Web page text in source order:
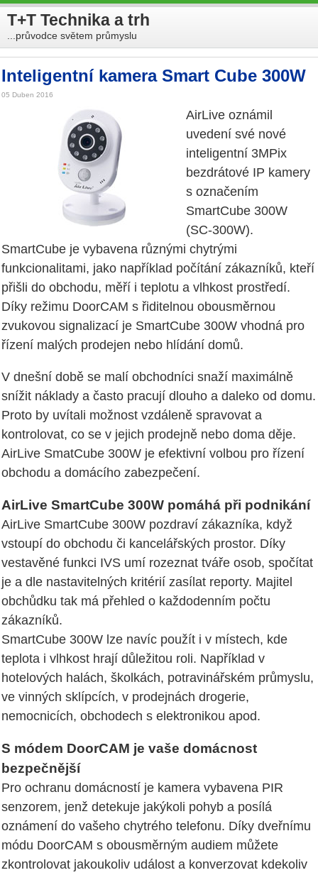
T+T Technika a trh
...průvodce světem průmyslu
Inteligentní kamera Smart Cube 300W
05 Duben 2016
AirLive oznámil
uvedení své nové
inteligentní 3MPix
bezdrátové IP kamery
s označením
SmartCube 300W
(SC-300W).
SmartCube je vybavena různými chytrými
funkcionalitami, jako například počítání zákazníků, kteří
přišli do obchodu, měří i teplotu a vlhkost prostředí.
Díky režimu DoorCAM s řiditelnou obousměrnou
zvukovou signalizací je SmartCube 300W vhodná pro
řízení malých prodejen nebo hlídání domů.
V dnešní době se malí obchodníci snaží maximálně
snížit náklady a často pracují dlouho a daleko od domu.
Proto by uvítali možnost vzdáleně spravovat a
kontrolovat, co se v jejich prodejně nebo doma děje.
AirLive SmatCube 300W je efektivní volbou pro řízení
obchodu a domácího zabezpečení.
AirLive SmartCube 300W pomáhá při podnikání
AirLive SmartCube 300W pozdraví zákazníka, když
vstoupí do obchodu či kancelářských prostor. Díky
vestavěné funkci IVS umí rozeznat tváře osob, spočítat
je a dle nastavitelných kritérií zasílat reporty. Majitel
obchůdku tak má přehled o každodenním počtu
zákazníků.
SmartCube 300W lze navíc použít i v místech, kde
teplota i vlhkost hrají důležitou roli. Například v
hotelových halách, školkách, potravinářském průmyslu,
ve vinných sklípcích, v prodejnách drogerie,
nemocnicích, obchodech s elektronikou apod.
S módem DoorCAM je vaše domácnost
bezpečnější
Pro ochranu domácností je kamera vybavena PIR
senzorem, jenž detekuje jakýkoli pohyb a posílá
oznámení do vašeho chytrého telefonu. Díky dveřnímu
módu DoorCAM s obousměrným audiem můžete
zkontrolovat jakoukoliv událost a konverzovat kdekoliv